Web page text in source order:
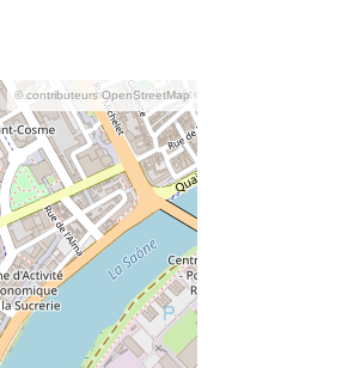
© contributeurs OpenStreetMap